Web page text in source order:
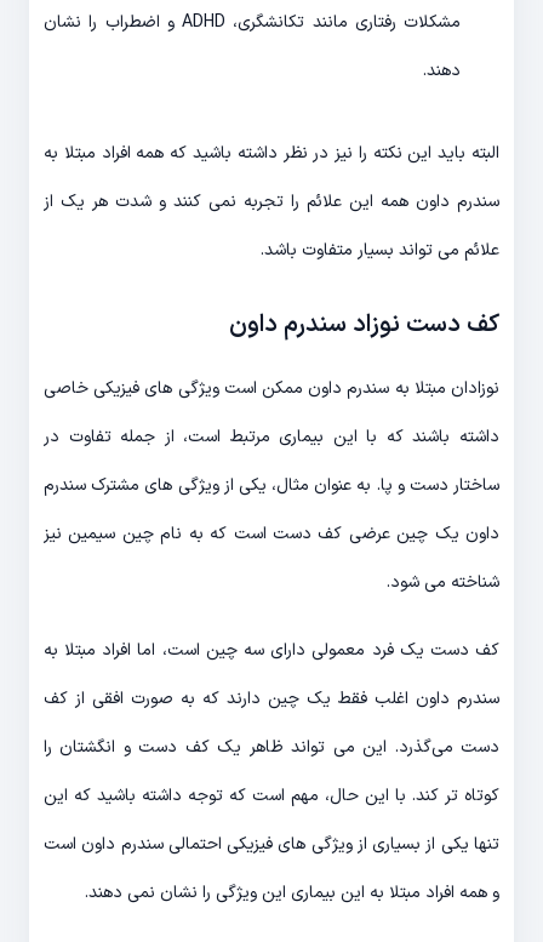
مشکلات رفتاری مانند تکانشگری، ADHD و اضطراب را نشان
دهند.
البته باید این نکته را نیز در نظر داشته باشید که همه افراد مبتلا به
سندرم داون همه این علائم را تجربه نمی کنند و شدت هر یک از
علائم می تواند بسیار متفاوت باشد.
کف دست نوزاد سندرم داون
نوزادان مبتلا به سندرم داون ممکن است ویژگی های فیزیکی خاصی
داشته باشند که با این بیماری مرتبط است، از جمله تفاوت در
ساختار دست و پا. به عنوان مثال، یکی از ویژگی های مشترک سندرم
داون یک چین عرضی کف دست است که به نام چین سیمین نیز
شناخته می شود.
کف دست یک فرد معمولی دارای سه چین است، اما افراد مبتلا به
سندرم داون اغلب فقط یک چین دارند که به صورت افقی از کف
دست می‌گذرد. این می تواند ظاهر یک کف دست و انگشتان را
کوتاه تر کند. با این حال، مهم است که توجه داشته باشید که این
تنها یکی از بسیاری از ویژگی های فیزیکی احتمالی سندرم داون است
و همه افراد مبتلا به این بیماری این ویژگی را نشان نمی دهند.